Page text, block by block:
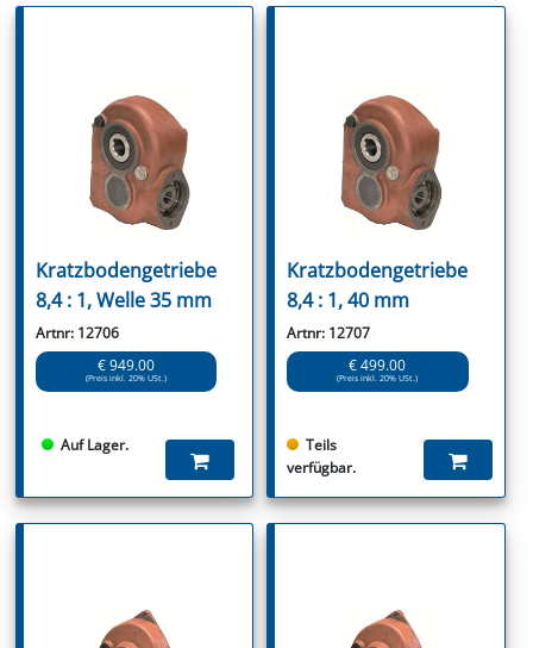
Kratzbodengetriebe
8,4 : 1, Welle 35 mm
Artnr: 12706
€ 949.00
(Preis inkl. 20% USt.)
Auf Lager.
Kratzbodengetriebe
8,4 : 1, 40 mm
Artnr: 12707
€ 499.00
(Preis inkl. 20% USt.)
Teils
verfügbar.